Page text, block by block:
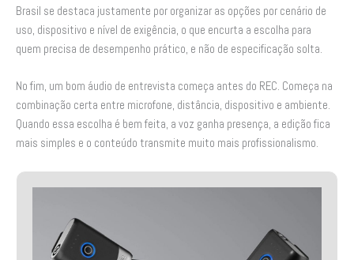
Brasil se destaca justamente por organizar as opções por cenário de
uso, dispositivo e nível de exigência, o que encurta a escolha para
quem precisa de desempenho prático, e não de especificação solta.
No fim, um bom áudio de entrevista começa antes do REC. Começa na
combinação certa entre microfone, distância, dispositivo e ambiente.
Quando essa escolha é bem feita, a voz ganha presença, a edição fica
mais simples e o conteúdo transmite muito mais profissionalismo.